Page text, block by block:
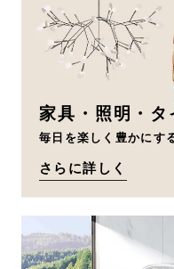
オンライン見積もり
家具・照明・タ
毎日を楽しく豊かにす
さらに詳しく